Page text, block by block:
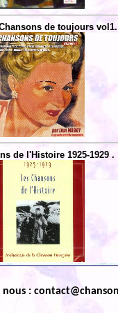
de toujours vol1.
de l'Histoire 1925-1929 .
nous :